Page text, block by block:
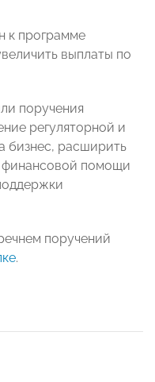
к программе
выплаты по
поручения
регуляторной и
бизнес, расширить
финансовой помощи
поручений
.